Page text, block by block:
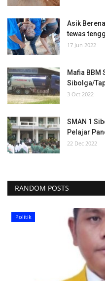
Asik
tewas
17 Jun 2022
Mafia BBM
Sibolga/
3 Oct 2022
SMAN 1
Pelajar
22 Dec 2022
RANDOM POSTS
Politik